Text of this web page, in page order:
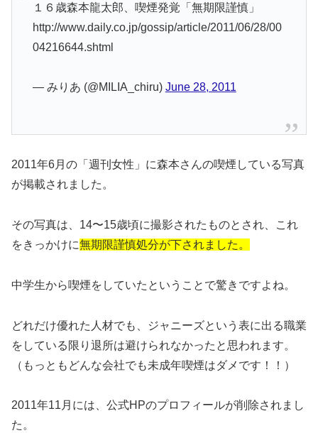
１６歳森本龍太郎、喫煙発覚「無期限謹慎」
http://www.daily.co.jp/gossip/article/2011/06/28/00
04216644.shtml
— みりあ (@MILIA_chiru) June 28, 2011
2011年6月の「週刊女性」に森本さんの喫煙している写真
が掲載されました。
その写真は、14〜15歳頃に撮影されたものとされ、これ
をきっかけに無期限謹慎処分が下されました。
中学生から喫煙をしていたということで驚きですよね。
どれだけ優れた人材でも、ジャニーズという表に出る職業
をしている限り退所は避けられなかったと思われます。
（もっともどんな会社でも未成年喫煙はダメです！！）
2011年11月には、公式HPのプロフィールが削除されまし
た。